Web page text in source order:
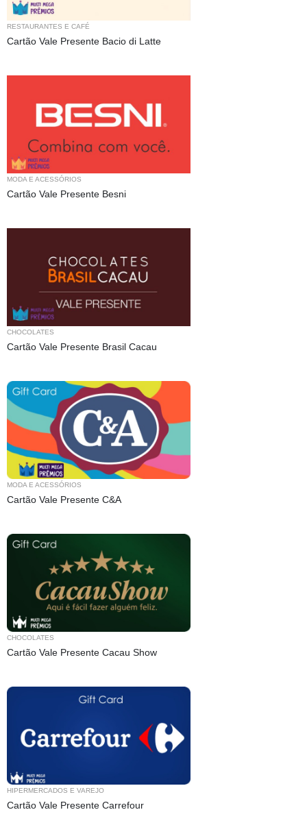
RESTAURANTES E CAFÉ
Cartão Vale Presente Bacio di Latte
MODA E ACESSÓRIOS
Cartão Vale Presente Besni
CHOCOLATES
Cartão Vale Presente Brasil Cacau
MODA E ACESSÓRIOS
Cartão Vale Presente C&A
CHOCOLATES
Cartão Vale Presente Cacau Show
HIPERMERCADOS E VAREJO
Cartão Vale Presente Carrefour